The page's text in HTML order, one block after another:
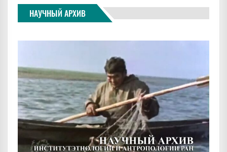
НАУЧНЫЙ АРХИВ